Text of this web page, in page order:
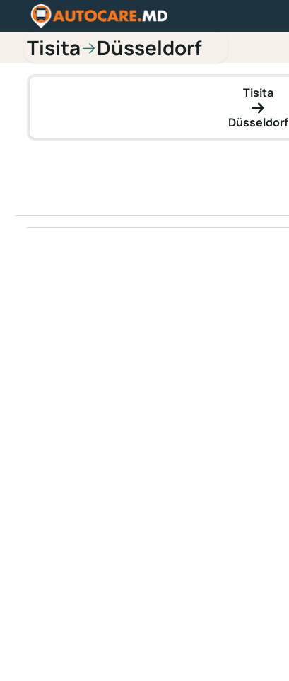
Tisita→Düsseldorf
Tisita
Düsseldorf